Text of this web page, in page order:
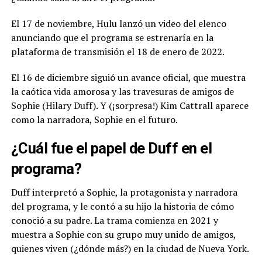
El 17 de noviembre, Hulu lanzó un video del elenco
anunciando que el programa se estrenaría en la
plataforma de transmisión el 18 de enero de 2022.
El 16 de diciembre siguió un avance oficial, que muestra
la caótica vida amorosa y las travesuras de amigos de
Sophie (Hilary Duff). Y (¡sorpresa!) Kim Cattrall aparece
como la narradora, Sophie en el futuro.
¿Cuál fue el papel de Duff en el
programa?
Duff interpretó a Sophie, la protagonista y narradora
del programa, y ​​le contó a su hijo la historia de cómo
conoció a su padre. La trama comienza en 2021 y
muestra a Sophie con su grupo muy unido de amigos,
quienes viven (¿dónde más?) en la ciudad de Nueva York.